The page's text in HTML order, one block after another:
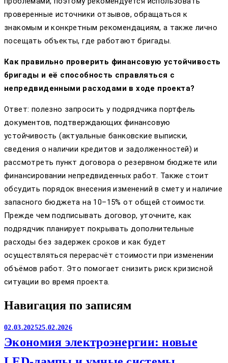
проверенные источники отзывов, обращаться к
знакомым и конкретным рекомендациям, а также лично
посещать объекты, где работают бригады.
Как правильно проверить финансовую устойчивость
бригады и её способность справляться с
непредвиденными расходами в ходе проекта?
Ответ: полезно запросить у подрядчика портфель
документов, подтверждающих финансовую
устойчивость (актуальные банковские выписки,
сведения о наличии кредитов и задолженностей) и
рассмотреть пункт договора о резервном бюджете или
финансировании непредвиденных работ. Также стоит
обсудить порядок внесения изменений в смету и наличие
запасного бюджета на 10–15% от общей стоимости.
Прежде чем подписывать договор, уточните, как
подрядчик планирует покрывать дополнительные
расходы без задержек сроков и как будет
осуществляться перерасчёт стоимости при изменении
объёмов работ. Это помогает снизить риск кризисной
ситуации во время проекта.
Навигация по записям
02.03.202525.02.2026
Экономия электроэнергии: новые